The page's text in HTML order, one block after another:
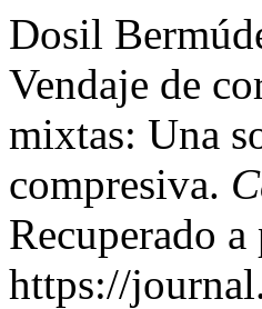
Dosil
Vendaje de
mixtas: Una
compresiva.
Recuperado
https://